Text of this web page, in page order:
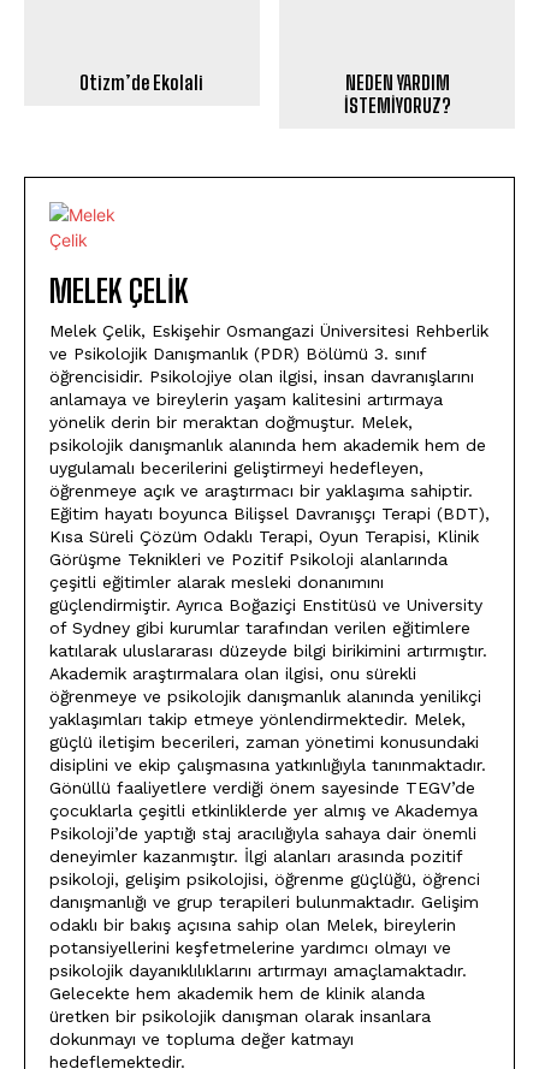
Otizm’de Ekolali
NEDEN YARDIM
İSTEMİYORUZ?
MELEK ÇELIK
Melek Çelik, Eskişehir Osmangazi Üniversitesi Rehberlik
ve Psikolojik Danışmanlık (PDR) Bölümü 3. sınıf
öğrencisidir. Psikolojiye olan ilgisi, insan davranışlarını
anlamaya ve bireylerin yaşam kalitesini artırmaya
yönelik derin bir meraktan doğmuştur. Melek,
psikolojik danışmanlık alanında hem akademik hem de
uygulamalı becerilerini geliştirmeyi hedefleyen,
öğrenmeye açık ve araştırmacı bir yaklaşıma sahiptir.
Eğitim hayatı boyunca Bilişsel Davranışçı Terapi (BDT),
Kısa Süreli Çözüm Odaklı Terapi, Oyun Terapisi, Klinik
Görüşme Teknikleri ve Pozitif Psikoloji alanlarında
çeşitli eğitimler alarak mesleki donanımını
güçlendirmiştir. Ayrıca Boğaziçi Enstitüsü ve University
of Sydney gibi kurumlar tarafından verilen eğitimlere
katılarak uluslararası düzeyde bilgi birikimini artırmıştır.
Akademik araştırmalara olan ilgisi, onu sürekli
öğrenmeye ve psikolojik danışmanlık alanında yenilikçi
yaklaşımları takip etmeye yönlendirmektedir. Melek,
güçlü iletişim becerileri, zaman yönetimi konusundaki
disiplini ve ekip çalışmasına yatkınlığıyla tanınmaktadır.
Gönüllü faaliyetlere verdiği önem sayesinde TEGV’de
çocuklarla çeşitli etkinliklerde yer almış ve Akademya
Psikoloji’de yaptığı staj aracılığıyla sahaya dair önemli
deneyimler kazanmıştır. İlgi alanları arasında pozitif
psikoloji, gelişim psikolojisi, öğrenme güçlüğü, öğrenci
danışmanlığı ve grup terapileri bulunmaktadır. Gelişim
odaklı bir bakış açısına sahip olan Melek, bireylerin
potansiyellerini keşfetmelerine yardımcı olmayı ve
psikolojik dayanıklılıklarını artırmayı amaçlamaktadır.
Gelecekte hem akademik hem de klinik alanda
üretken bir psikolojik danışman olarak insanlara
dokunmayı ve topluma değer katmayı
hedeflemektedir.